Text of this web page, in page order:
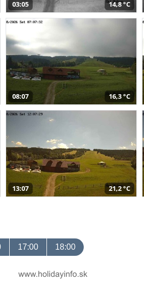
03:05 14,8 °C
08:07 16,3 °C
13:07 21,2 °C
17:00 18:00